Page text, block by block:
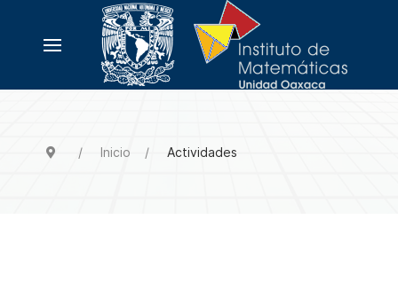
Inicio Actividades